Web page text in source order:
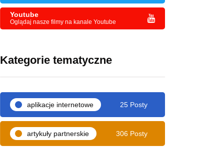
Youtube
Oglądaj nasze filmy na kanale Youtube
Kategorie tematyczne
aplikacje internetowe 25 Posty
artykuły partnerskie 306 Posty